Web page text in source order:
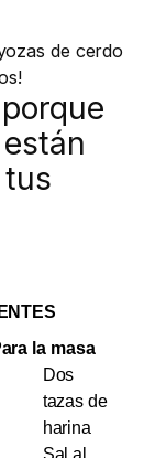
la masa
Dos
tazas de
harina
Sal al